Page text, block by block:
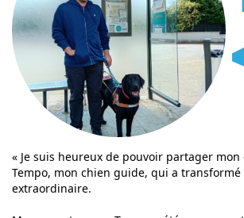
« Je suis heureux de pouvoir partager mon
Tempo, mon chien guide, qui a
extraordinaire.